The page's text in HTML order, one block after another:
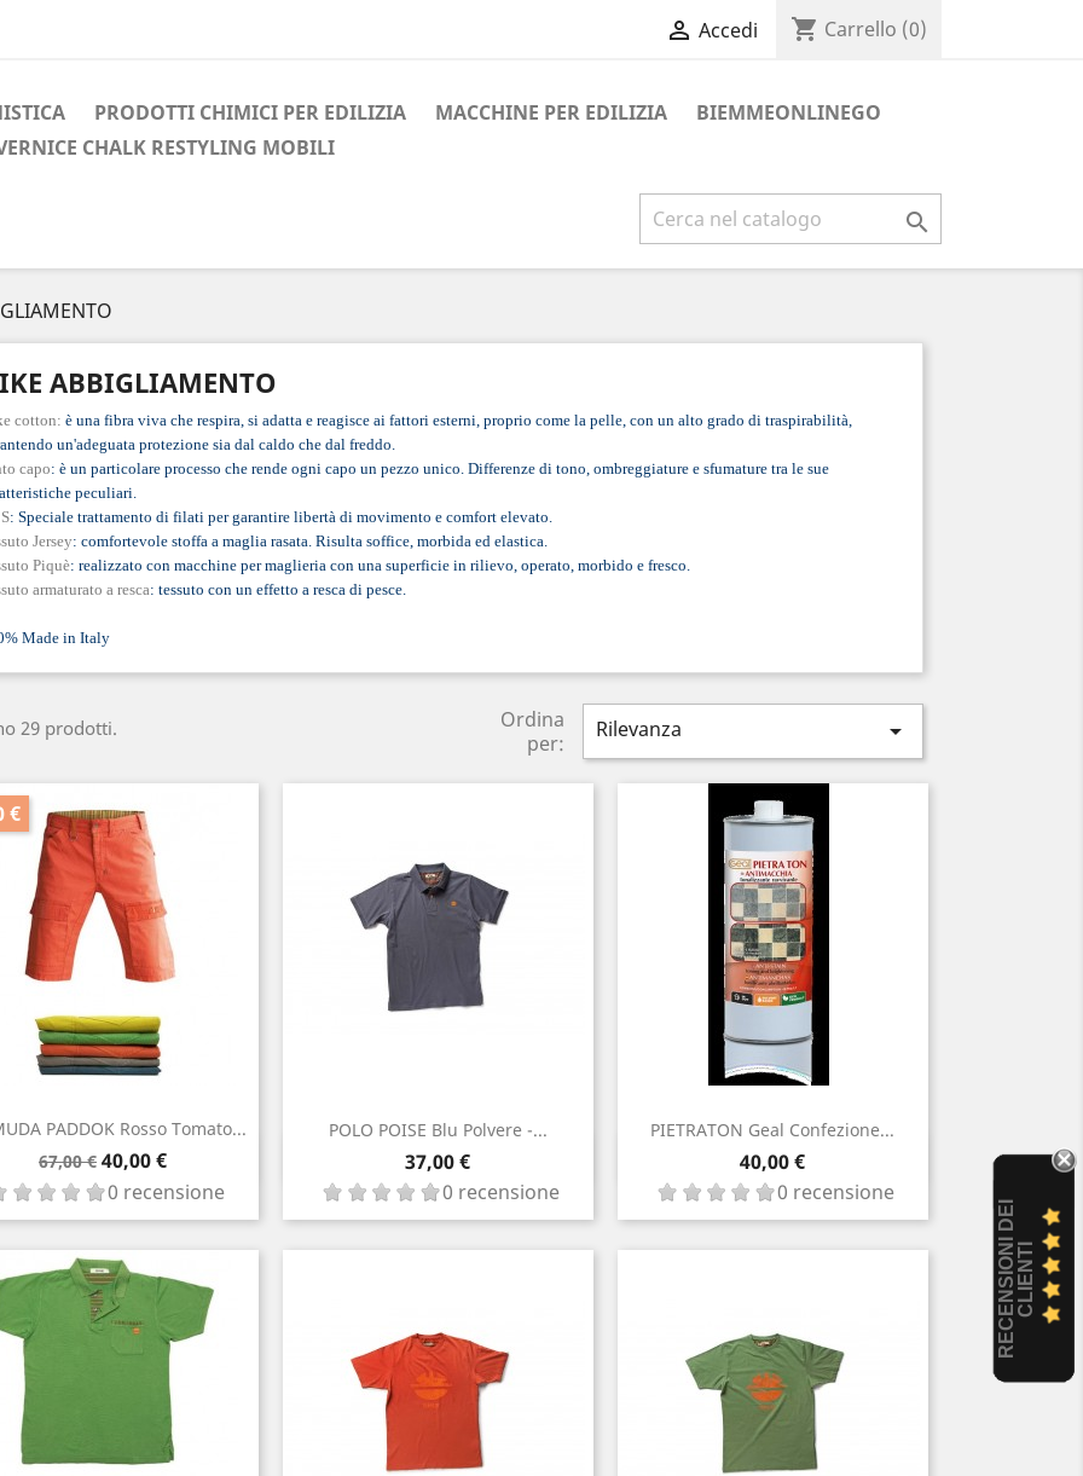
 Accedi shopping_cart Carrello (0)
PRODOTTI CHIMICI PER EDILIZIA MACCHINE PER EDILIZIA
BIEMMEONLINEGO
CHALK RESTYLING MOBILI

ABBIGLIAMENTO
cotton: è una fibra viva che respira, si adatta e reagisce ai fattori esterni, proprio come la pelle, con un alto grado di traspirabilità,
un'adeguata protezione sia dal caldo che dal freddo.
capo: è un particolare processo che rende ogni capo un pezzo unico. Differenze di tono, ombreggiature e sfumature tra le sue
peculiari.
: Speciale trattamento di filati per garantire libertà di movimento e comfort elevato.
Jersey: comfortevole stoffa a maglia rasata. Risulta soffice, morbida ed elastica.
Piquè: realizzato con macchine per maglieria con una superficie in rilievo, operato, morbido e fresco.
armaturato a resca: tessuto con un effetto a resca di pesce.
Made in Italy
29 prodotti.
Ordina
per:
Rilevanza 
PADDOK Rosso Tomato...
Prezzo
base
67,00 €
€
Prezzo
40,00 €
0 recensione
Anteprima
POLO POISE Blu Polvere -...
Prezzo
37,00 €
0 recensione
Anteprima
PIETRATON Geal Confezione...
Prezzo
40,00 €
0 recensione
Anteprima
R
E
C
E
N
S
I
ON
I
D
E
I
C
L
I
E
N
TI